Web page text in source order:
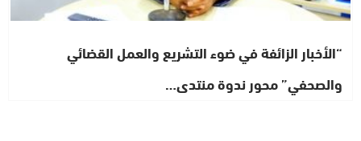
“الأخبار الزائفة في ضوء التشريع والعمل القضائي
والصحفي” محور ندوة منتدى…